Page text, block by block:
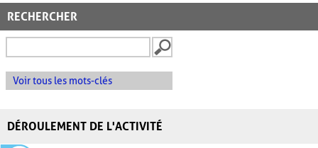
RECHERCHER
Voir tous les mots-clés
DÉROULEMENT DE L'ACTIVITÉ